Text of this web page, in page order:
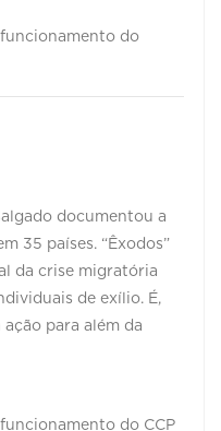
do
documentou a
35 países. “Êxodos”
da crise migratória
de exílio. É,
para além da
do CCP